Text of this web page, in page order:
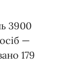
3900
—
179